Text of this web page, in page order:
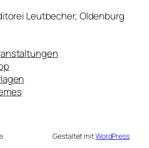
Leutbecher, Oldenburg
Gestaltet mitWordPress